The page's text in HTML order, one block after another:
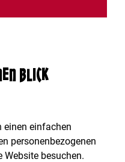
Blick
einen einfachen
personenbezogenen
Website besuchen.